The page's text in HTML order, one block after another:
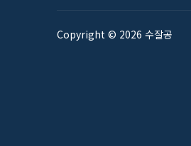
Copyright © 2026 수잘공